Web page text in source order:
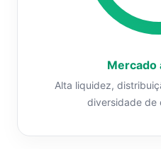
Mercado
Alta liquidez,
diversidade de